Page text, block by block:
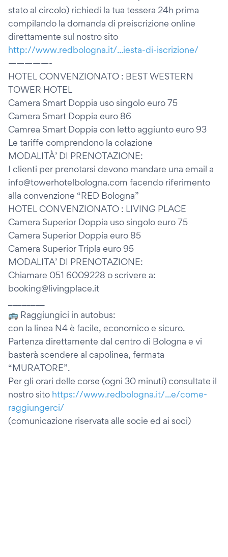
stato al circolo) richiedi la tua tessera 24h prima
compilando la domanda di preiscrizione online
direttamente sul nostro sito
http://www.redbologna.it/...iesta-di-iscrizione/
—————-
HOTEL CONVENZIONATO : BEST WESTERN
TOWER HOTEL
Camera Smart Doppia uso singolo euro 75
Camera Smart Doppia euro 86
Camrea Smart Doppia con letto aggiunto euro 93
Le tariffe comprendono la colazione
MODALITÀ’ DI PRENOTAZIONE:
I clienti per prenotarsi devono mandare una email a
info@towerhotelbologna.com facendo riferimento
alla convenzione “RED Bologna”
HOTEL CONVENZIONATO : LIVING PLACE
Camera Superior Doppia uso singolo euro 75
Camera Superior Doppia euro 85
Camera Superior Tripla euro 95
MODALITA’ DI PRENOTAZIONE:
Chiamare 051 6009228 o scrivere a:
booking@livingplace.it
🚌 Raggiungici in autobus:
con la linea N4 è facile, economico e sicuro.
Partenza direttamente dal centro di Bologna e vi
basterà scendere al capolinea, fermata
“MURATORE”.
Per gli orari delle corse (ogni 30 minuti) consultate il
nostro sito https://www.redbologna.it/...e/come-
raggiungerci/
(comunicazione riservata alle socie ed ai soci)